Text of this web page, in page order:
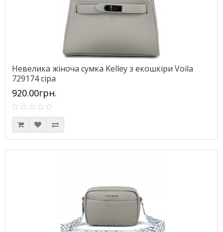
Невелика жіноча сумка Kelley з екошкіри Voila
729174 сіра
920.00грн.